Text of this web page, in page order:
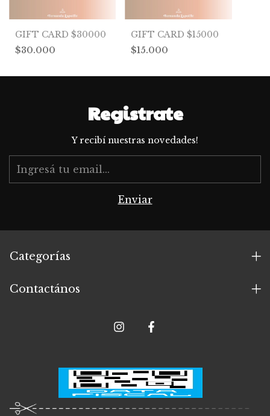
GIFT CARD $30000
$30.000
GIFT CARD $15000
$15.000
Registrate
Y recibí nuestras novedades!
Categorías
Contactános